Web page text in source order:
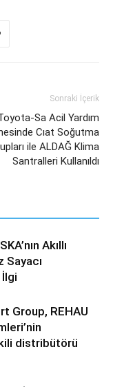
Sonraki İçerik
Sa Acil Yardım
Cıat Soğutma
ile ALDAĞ Klima
Santralleri Kullanıldı
Akıllı
Sayacı
Group, REHAU
distribütörü